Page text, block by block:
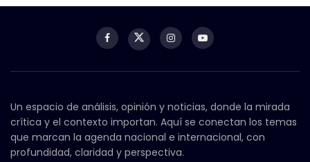
Un espacio de análisis, opinión y noticias, donde la mirada
crítica y el contexto importan. Aquí se conectan los temas
que marcan la agenda nacional e internacional, con
profundidad, claridad y perspectiva.